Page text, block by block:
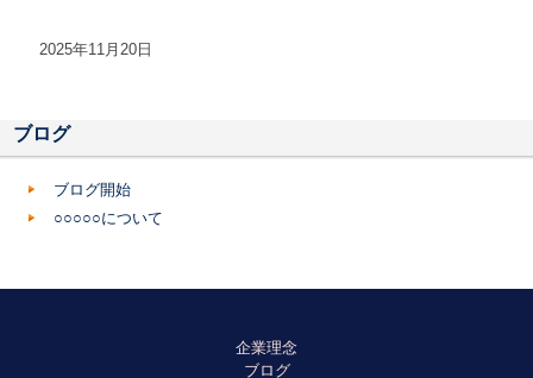
2025年11月20日
ブログ
ブログ開始
○○○○○について
企業理念
ブログ